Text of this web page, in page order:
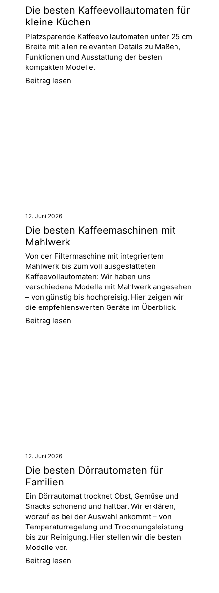
Die besten Kaffeevollautomaten für
kleine Küchen
Platzsparende Kaffeevollautomaten unter 25 cm
Breite mit allen relevanten Details zu Maßen,
Funktionen und Ausstattung der besten
kompakten Modelle.
Beitrag lesen
12. Juni 2026
Die besten Kaffeemaschinen mit
Mahlwerk
Von der Filtermaschine mit integriertem
Mahlwerk bis zum voll ausgestatteten
Kaffeevollautomaten: Wir haben uns
verschiedene Modelle mit Mahlwerk angesehen
– von günstig bis hochpreisig. Hier zeigen wir
die empfehlenswerten Geräte im Überblick.
Beitrag lesen
12. Juni 2026
Die besten Dörrautomaten für
Familien
Ein Dörrautomat trocknet Obst, Gemüse und
Snacks schonend und haltbar. Wir erklären,
worauf es bei der Auswahl ankommt – von
Temperaturregelung und Trocknungsleistung
bis zur Reinigung. Hier stellen wir die besten
Modelle vor.
Beitrag lesen